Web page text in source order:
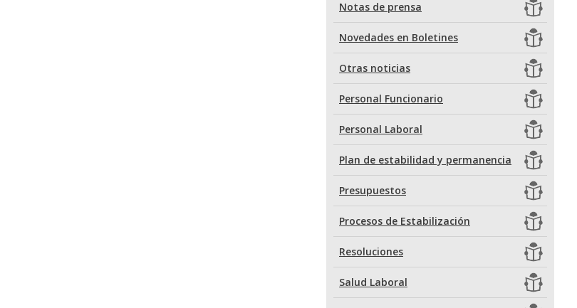
Notas de prensa
Novedades en Boletines
Otras noticias
Personal Funcionario
Personal Laboral
Plan de estabilidad y permanencia
Presupuestos
Procesos de Estabilización
Resoluciones
Salud Laboral